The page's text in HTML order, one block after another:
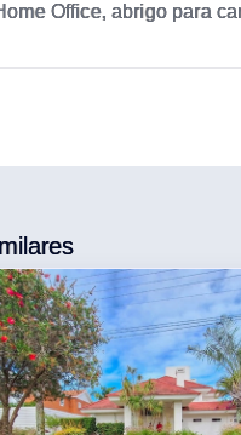
Office, abrigo para